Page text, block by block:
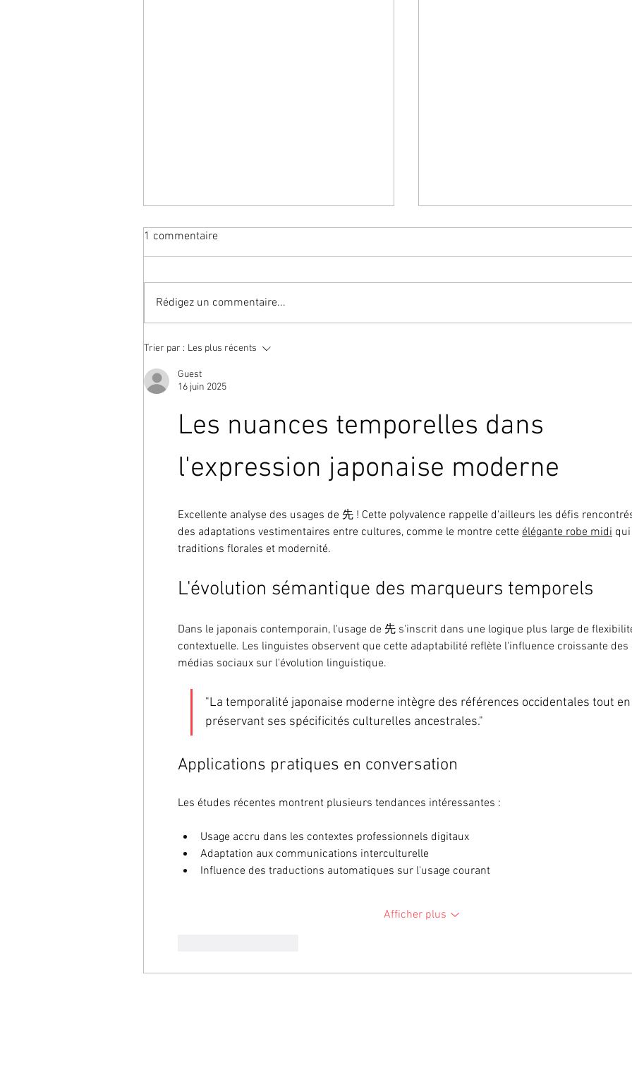
1 commentaire
Rédigez un commentaire...
Trier par : Les plus récents
Guest
16 juin 2025
Les nuances temporelles dans
l'expression japonaise moderne
Excellente analyse des usages de 先 ! Cette polyvalence rappelle d'ailleurs les défis
des adaptations vestimentaires entre cultures, comme le montre cette élégante robe midi
traditions florales et modernité.
L'évolution sémantique des marqueurs temporels
Dans le japonais contemporain, l'usage de 先 s'inscrit dans une logique plus large de
contextuelle. Les linguistes observent que cette adaptabilité reflète l'influence croissante des
médias sociaux sur l'évolution linguistique.
"La temporalité japonaise moderne intègre des références occidentales tout
préservant ses spécificités culturelles ancestrales."
Applications pratiques en conversation
Les études récentes montrent plusieurs tendances intéressantes :
Usage accru dans les contextes professionnels digitaux
Adaptation aux communications interculturelle
Influence des traductions automatiques sur l'usage courant
Afficher plus